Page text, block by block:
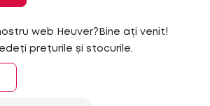
web Heuver?Bine ați venit!
prețurile și stocurile.